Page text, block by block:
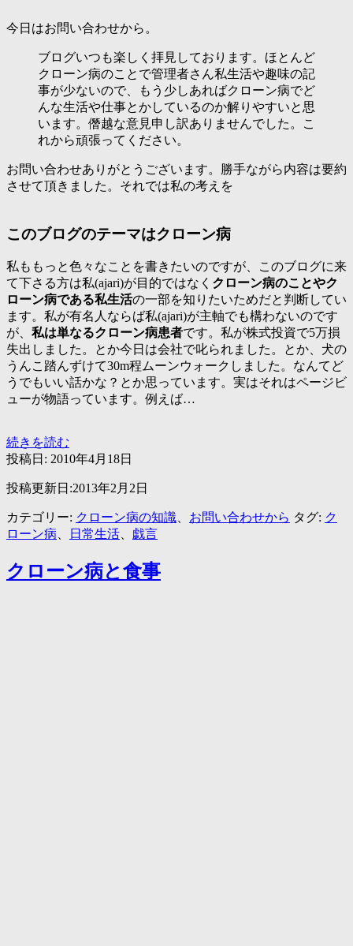
今日はお問い合わせから。
ブログいつも楽しく拝見しております。ほとんど
クローン病のことで管理者さん私生活や趣味の記
事が少ないので、もう少しあればクローン病でど
んな生活や仕事とかしているのか解りやすいと思
います。僭越な意見申し訳ありませんでした。こ
れから頑張ってください。
お問い合わせありがとうございます。勝手ながら内容は要約
させて頂きました。それでは私の考えを
このブログのテーマはクローン病
私ももっと色々なことを書きたいのですが、このブログに来
て下さる方は私(ajari)が目的ではなく クローン病のことやク
ローン病である私生活の一部を知りたいためだと判断してい
ます。私が有名人ならば私(ajari)が主軸でも構わないのです
が、 私は単なるクローン病患者です。私が株式投資で5万損
失出しました。とか今日は会社で叱られました。とか、犬の
うんこ踏んずけて30m程ムーンウォークしました。なんてど
うでもいい話かな？とか思っています。実はそれはページビ
ューが物語っています。例えば…
続きを読む
っ
管
人
さ
の
投稿日: 2010年4月18日
投稿更新日:2013年2月2日
カテゴリー: クローン病の知識、 お問い合わせから タグ: ク
ローン病、 日常生活、 戯言
クローン病と食事